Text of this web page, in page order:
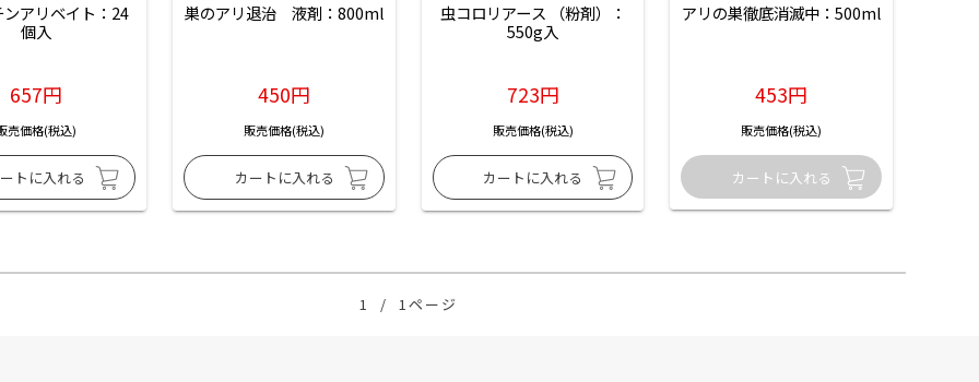
アリベイト：24
個入
657円
売価格(税込)
巣のアリ退治　液剤：800ml
450円
販売価格(税込)
虫コロリアース （粉剤）：
550g入
723円
販売価格(税込)
アリの巣徹底消滅中：500ml
453円
販売価格(税込)
1 / 1ページ